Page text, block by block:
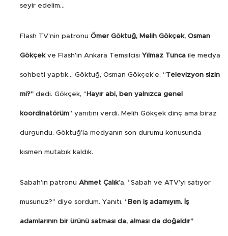
seyir edelim…
Flash TV’nin patronu Ömer Göktuğ, Melih Gökçek, Osman
Gökçekve Flash’ın Ankara Temsilcisi Yılmaz Tunca ile medya
sohbeti yaptık… Göktuğ, Osman Gökçek’e, “Televizyon sizin
mi?” dedi. Gökçek, “ Hayır abi, ben yalnızca genel
koordinatörüm” yanıtını verdi. Melih Gökçek dinç ama biraz
durgundu. Göktuğ’la medyanın son durumu konusunda
kısmen mutabık kaldık.
Sabah’ın patronu Ahmet Çalık’a, “Sabah ve ATV’yi satıyor
musunuz?” diye sordum. Yanıtı, “Ben iş adamıyım. İş
adamlarının bir ürünü satması da, alması da doğaldır”